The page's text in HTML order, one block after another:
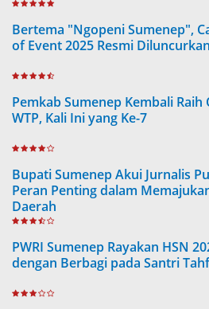
Bertema "Ngopeni Sumenep",
of Event 2025 Resmi Diluncurkan
Pemkab Sumenep Kembali Raih
WTP, Kali Ini yang Ke-7
Bupati Sumenep Akui Jurnalis
Peran Penting dalam
Daerah
PWRI Sumenep Rayakan HSN
dengan Berbagi pada Santri